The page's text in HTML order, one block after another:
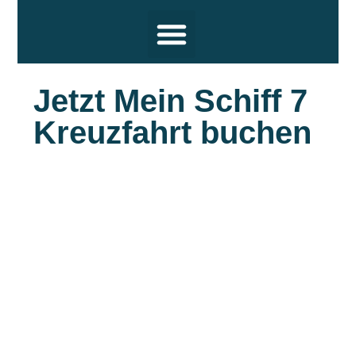
Jetzt Mein Schiff 7
Kreuzfahrt buchen